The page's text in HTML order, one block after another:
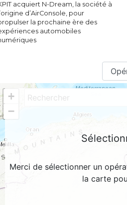
acquiert N-Dream, la société à
l’origine d’AirConsole, pour
la prochaine ère des
automobiles